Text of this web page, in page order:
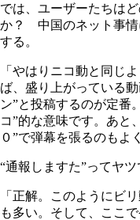
では、ユーザーたちは
か？ 中国のネット事情
する。
「やはりニコ動と同じ
ば、盛り上がっている
ン”と投稿するのが定番
コ”的な意味です。あと
０”で弾幕を張るのもよ
“通報しますた”ってヤツ
「正解。このようにビ
も多い。そして、ここ